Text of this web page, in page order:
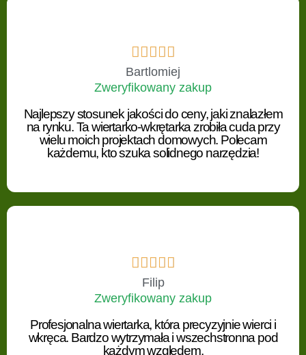

Bartlomiej
Zweryfikowany zakup
Najlepszy stosunek jakości do ceny, jaki znalazłem
na rynku. Ta wiertarko-wkrętarka zrobiła cuda przy
wielu moich projektach domowych. Polecam
każdemu, kto szuka solidnego narzędzia!

Filip
Zweryfikowany zakup
Profesjonalna wiertarka, która precyzyjnie wierci i
wkręca. Bardzo wytrzymała i wszechstronna pod
każdym względem.